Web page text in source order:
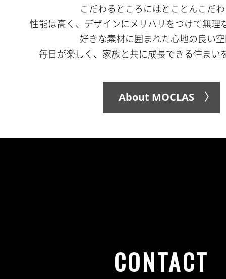
こだわるところにはとことんこだ
性能は高く、デザインにメリハリをつけて無理
好きな素材に囲まれた心地の良い
毎日が楽しく、家族と共に成長できる住まい
About MOCLAS 〉
CONTACT